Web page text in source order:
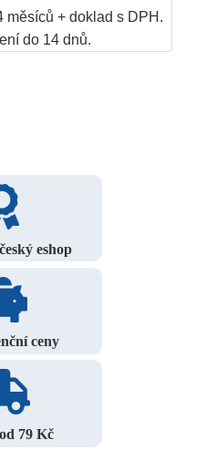
měsíců + doklad s DPH.
do 14 dnů.
eshop
ceny
79 Kč